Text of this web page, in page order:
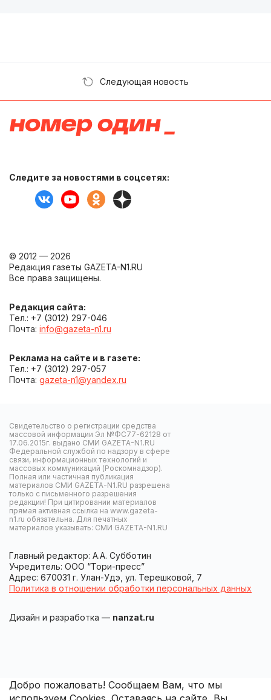
Следующая новость
Следите за новостями в соцсетях:
© 2012 — 2026
Редакция газеты GAZETA-N1.RU
Все права защищены.
Редакция сайта:
Тел.: +7 (3012) 297-046
Почта: info@gazeta-n1.ru
Реклама на сайте и в газете:
Тел.: +7 (3012) 297-057
Почта: gazeta-n1@yandex.ru
Свидетельство о регистрации средства
массовой информации Эл №ФС77-62128 от
17.06.2015г. выдано СМИ GAZETA-N1.RU
Федеральной службой по надзору в сфере
связи, информационных технологий и
массовых коммуникаций (Роскомнадзор).
Полная или частичная публикация
материалов СМИ GAZETA-N1.RU разрешена
только с письменного разрешения
редакции! При цитировании материалов
прямая активная ссылка на www.gazeta-
n1.ru обязательна. Для печатных
материалов указывать: СМИ GAZETA-N1.RU
Главный редактор: А.А. Субботин
Учредитель: ООО “Тори-пресс”
Адрес: 670031 г. Улан-Удэ, ул. Терешковой, 7
Политика в отношении обработки персональных данных
Дизайн и разработка — nanzat.ru
Добро пожаловать! Сообщаем Вам, что мы